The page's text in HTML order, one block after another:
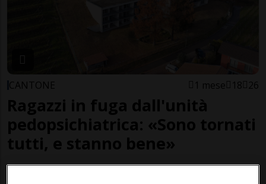
CANTONE 1 mese 18 26
Ragazzi in fuga dall'unità
pedopsichiatrica: «Sono tornati
tutti, e stanno bene»